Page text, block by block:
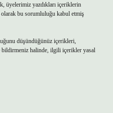
üyelerimiz yazdıkları içeriklerin
bu sorumluluğu kabul etmiş
düşündüğünüz içerikleri,
bildirmeniz halinde, ilgili içerikler yasal